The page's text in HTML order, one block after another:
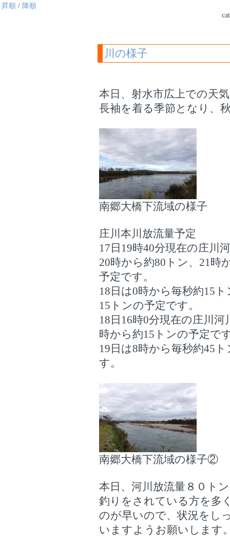
昇順 / 降順
川の様子
本日、射水市広上での天
長袖を着る季節となり、
南郷大橋下流域の様子
庄川本川放流量予定
17日19時40分現在の庄川
20時から約80トン、21時
予定です。
18日は0時から毎秒約15
15トンの予定です。
18日16時0分現在の庄川
時から約15トンの予定で
19日は8時から毎秒約45
す。
南郷大橋下流域の様子②
本日、河川放流量８０ト
釣りをされている方を多
のが早いので、状況をし
いますようお願いします